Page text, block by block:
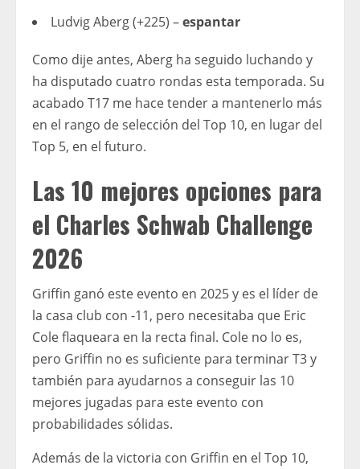
Ludvig Aberg (+225) –espantar
Como dije antes, Aberg ha seguido luchando y
ha disputado cuatro rondas esta temporada. Su
acabado T17 me hace tender a mantenerlo más
en el rango de selección del Top 10, en lugar del
Top 5, en el futuro.
Las 10 mejores opciones para
el Charles Schwab Challenge
2026
Griffin ganó este evento en 2025 y es el líder de
la casa club con -11, pero necesitaba que Eric
Cole flaqueara en la recta final. Cole no lo es,
pero Griffin no es suficiente para terminar T3 y
también para ayudarnos a conseguir las 10
mejores jugadas para este evento con
probabilidades sólidas.
Además de la victoria con Griffin en el Top 10,